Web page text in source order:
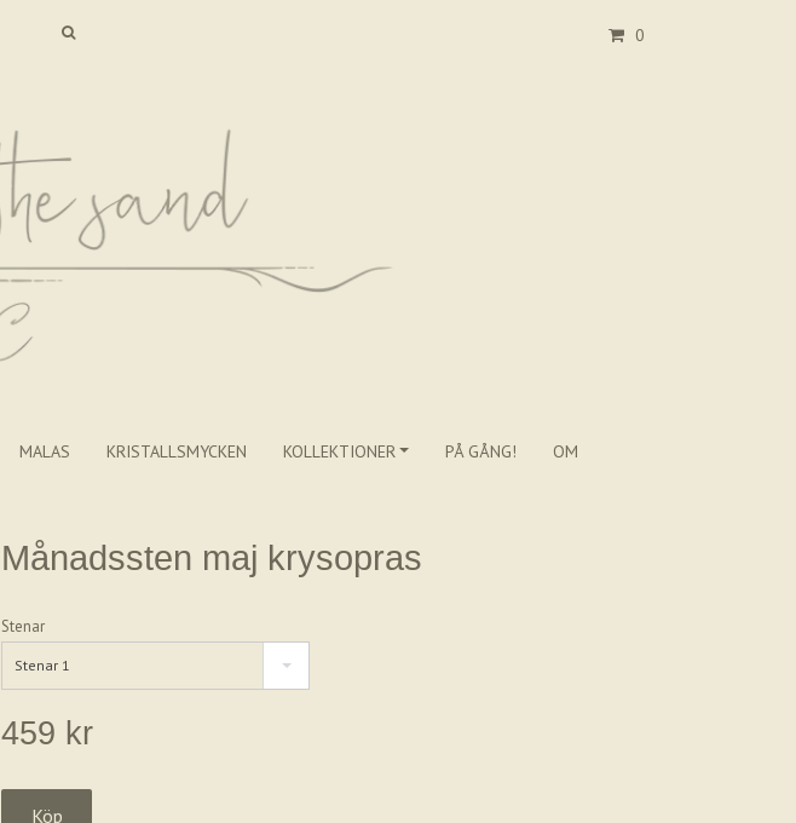
0
MALAS KRISTALLSMYCKEN KOLLEKTIONER PÅ GÅNG! OM
Månadssten maj krysopras
Stenar
Stenar 1
459 kr